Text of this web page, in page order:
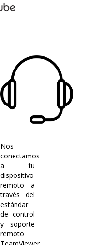
Nos
conectamos
a tu
dispositivo
remoto a
través del
estándar
de control
y soporte
remoto